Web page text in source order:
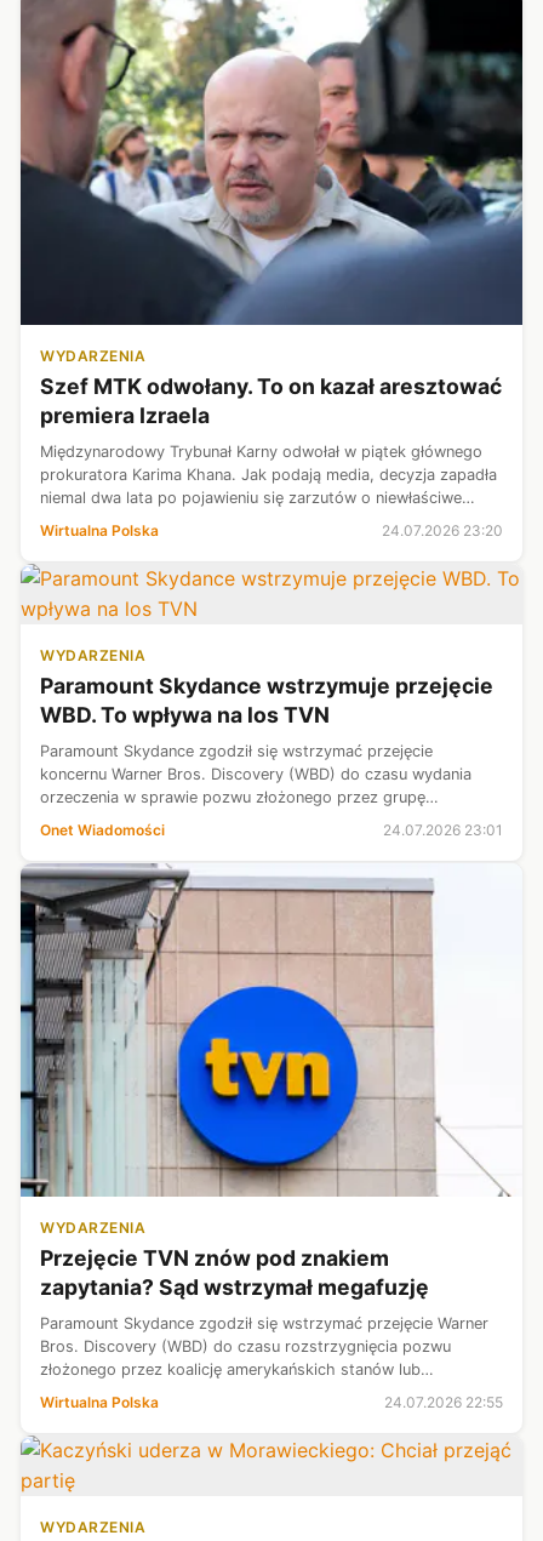
WYDARZENIA
Szef MTK odwołany. To on kazał aresztować
premiera Izraela
Międzynarodowy Trybunał Karny odwołał w piątek głównego
prokuratora Karima Khana. Jak podają media, decyzja zapadła
niemal dwa lata po pojawieniu się zarzutów o niewłaściwe
Wirtualna Polska 24.07.2026 23:20
WYDARZENIA
Paramount Skydance wstrzymuje przejęcie
WBD. To wpływa na los TVN
Paramount Skydance zgodził się wstrzymać przejęcie
koncernu Warner Bros. Discovery (WBD) do czasu wydania
orzeczenia w sprawie pozwu złożonego przez grupę
amerykańskich stanów, kwestionujących tę transakcję, lub do
Onet Wiadomości 24.07.2026 23:01
WYDARZENIA
Przejęcie TVN znów pod znakiem
zapytania? Sąd wstrzymał megafuzję
Paramount Skydance zgodził się wstrzymać przejęcie Warner
Bros. Discovery (WBD) do czasu rozstrzygnięcia pozwu
złożonego przez koalicję amerykańskich stanów lub
maksymalnie do 1 czerwca 2027 r. Spór dotyczy wpływu fuzji
Wirtualna Polska 24.07.2026 22:55
WYDARZENIA